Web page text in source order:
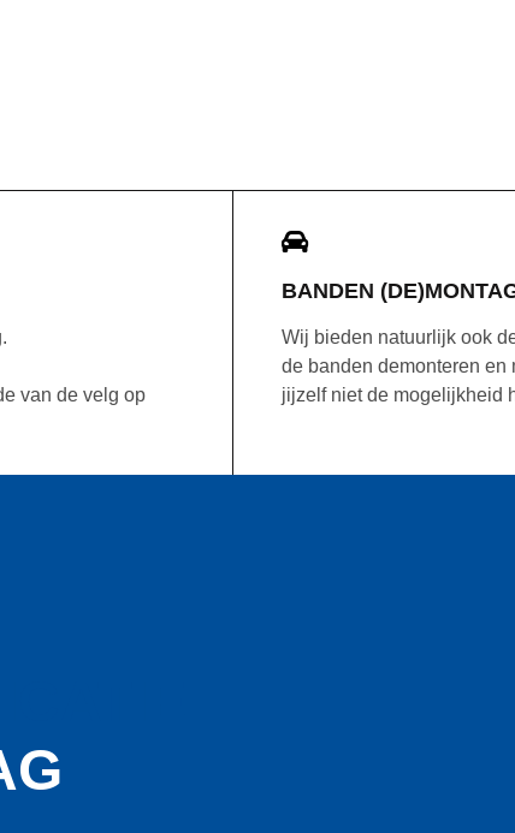
van de velg op
BANDEN
Wij bieden natuurlijk ook
de banden demonteren en
jijzelf niet de mogelijkheid